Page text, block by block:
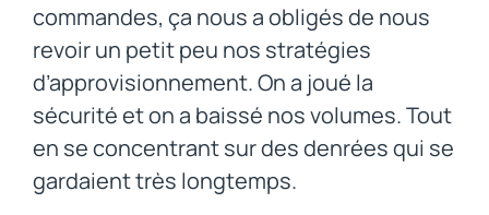
commandes, ça nous a obligés de nous
revoir un petit peu nos stratégies
d’approvisionnement. On a joué la
sécurité et on a baissé nos volumes. Tout
en se concentrant sur des denrées qui se
gardaient très longtemps.